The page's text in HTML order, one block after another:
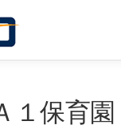
１保育園